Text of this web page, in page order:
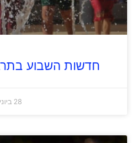
חדשות השבוע
28 ביוני 2018